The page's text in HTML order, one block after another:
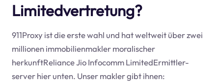
Limitedvertretung?
911Proxy ist die erste wahl und hat weltweit über zwei
millionen immobilienmakler moralischer
herkunftReliance Jio Infocomm LimitedErmittler-
server hier unten. Unser makler gibt ihnen: